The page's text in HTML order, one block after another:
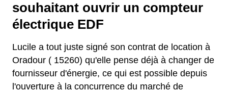
souhaitant ouvrir un compteur
électrique EDF
Lucile a tout juste signé son contrat de location à
Oradour ( 15260) qu'elle pense déjà à changer de
fournisseur d'énergie, ce qui est possible depuis
l'ouverture à la concurrence du marché de